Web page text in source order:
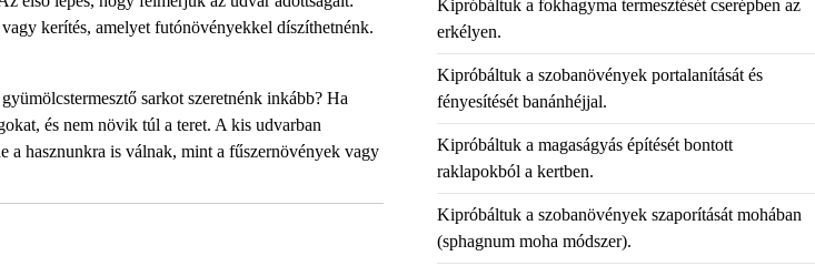
kerítés, amelyet futónövényekkel díszíthetnénk.
sarkot szeretnénk inkább? Ha
és nem növik túl a teret. A kis udvarban
a hasznunkra is válnak, mint a fűszernövények vagy
Kipróbáltuk a fokhagyma termesztését cserépben az
erkélyen.
Kipróbáltuk a szobanövények portalanítását és
fényesítését banánhéjjal.
Kipróbáltuk a magaságyás építését bontott
raklapokból a kertben.
Kipróbáltuk a szobanövények szaporítását mohában
(sphagnum moha módszer).